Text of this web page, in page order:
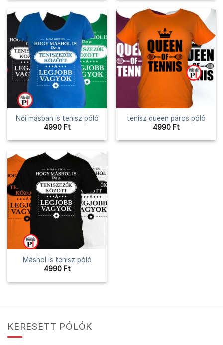
Női másban is tenisz póló
4990 Ft
tenisz queen páros póló
4990 Ft
Máshol is tenisz póló
4990 Ft
KERESETT PÓLÓK